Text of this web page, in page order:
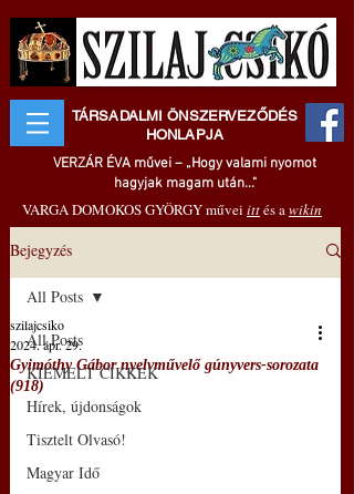
TÁRSADALMI ÖNSZERVEZŐDÉS
HONLAPJA
VERZÁR ÉVA művei – „Hogy valami nyomot
hagyjak magam után..."
VARGA DOMOKOS GYÖRGY művei ittés awikin
Bejegyzés
All Posts
KIEMELT CIKKEK
Hírek, újdonságok
Tisztelt Olvasó!
Magyar Idő
All Posts
Gyimóthy Gábor nyelvművelő gúnyvers-sorozata
(918)
szilajcsiko
2024. ápr. 29.